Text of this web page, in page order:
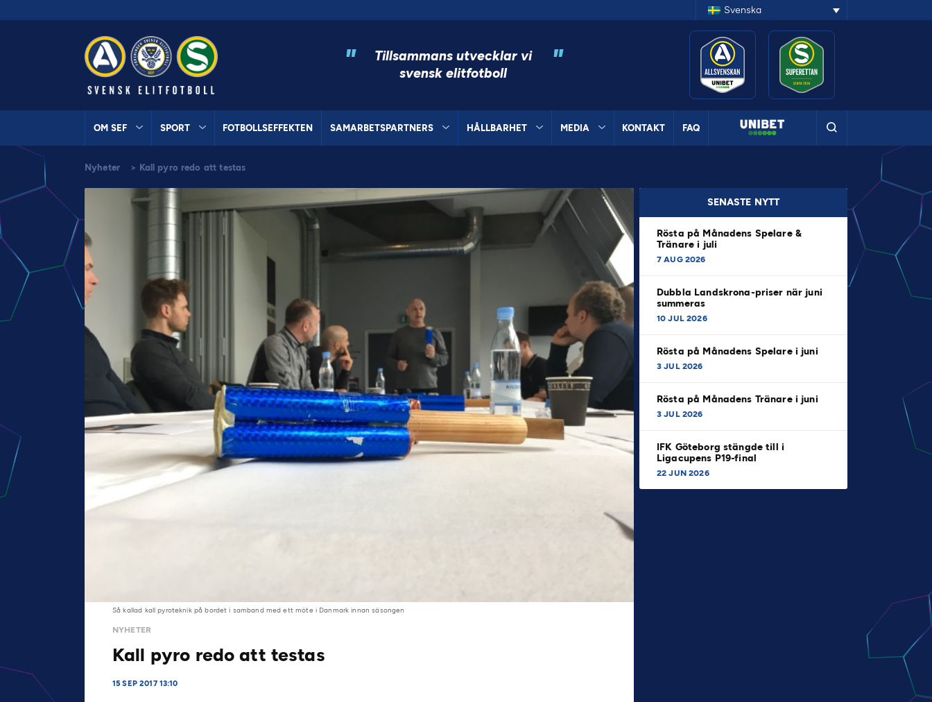
Svenska
"
Tillsammans utvecklar vi
svensk elitfotboll
"
OM SEF SPORT FOTBOLLSEFFEKTEN SAMARBETSPARTNERS HÅLLBARHET MEDIA KONTAKT FAQ
Nyheter > Kall pyro redo att testas
Så kallad kall pyroteknik på bordet i samband med ett möte i Danmark innan säsongen
NYHETER
Kall pyro redo att testas
15 SEP 2017 13:10
SENASTE NYTT
Rösta på Månadens Spelare &
Tränare i juli
7 AUG 2026
Dubbla Landskrona-priser när juni
summeras
10 JUL 2026
Rösta på Månadens Spelare i juni
3 JUL 2026
Rösta på Månadens Tränare i juni
3 JUL 2026
IFK Göteborg stängde till i
Ligacupens P19-final
22 JUN 2026